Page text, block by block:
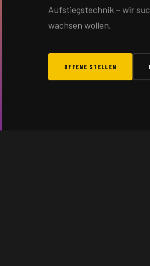
Aufstiegstechnik – wir
wachsen wollen.
OFFENE STELLEN